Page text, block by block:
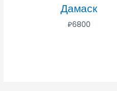
Дамаск
₽6800